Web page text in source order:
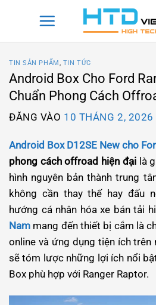
TIN SẢN PHẨM, TIN TỨC
Android Box Cho Ford
Chuẩn Phong Cách
ĐĂNG VÀO 10 THÁNG 2, 2026
Android Box D12SE New cho
phong cách offroad hiện đạilà
hình nguyên bản thành trung
không cần thay thế hay đấu
hướng cá nhân hóa xe bán tải
Nam mang đến thiết bị cắm là
online và ứng dụng tiện ích trên
sẽ tóm lược những lợi ích nổi
Box phù hợp với Ranger Raptor.